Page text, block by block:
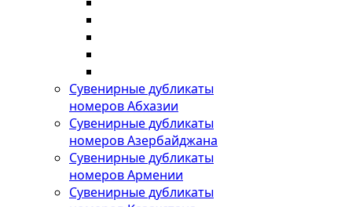
Сувенирные дубликаты
номеров Абхазии
Сувенирные дубликаты
номеров Азербайджана
Сувенирные дубликаты
номеров Армении
Сувенирные дубликаты